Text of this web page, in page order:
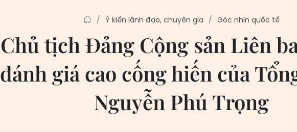
Ý kiến lãnh đạo, chuyên gia Góc nhìn quốc tế
Chủ tịch Đảng Cộng sản Liên
đánh giá cao cống hiến của
Nguyễn Phú Trọng